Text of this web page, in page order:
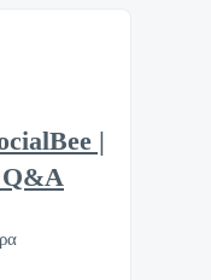
|
Q&A